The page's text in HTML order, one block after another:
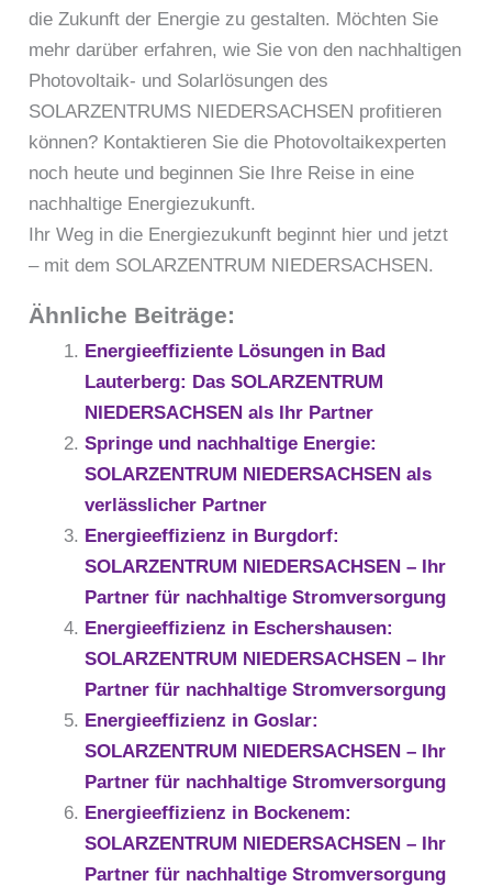
die Zukunft der Energie zu gestalten. Möchten Sie
mehr darüber erfahren, wie Sie von den nachhaltigen
Photovoltaik- und Solarlösungen des
SOLARZENTRUMS NIEDERSACHSEN profitieren
können? Kontaktieren Sie die Photovoltaikexperten
noch heute und beginnen Sie Ihre Reise in eine
nachhaltige Energiezukunft.
Ihr Weg in die Energiezukunft beginnt hier und jetzt
– mit dem SOLARZENTRUM NIEDERSACHSEN.
Ähnliche Beiträge:
Energieeffiziente Lösungen in Bad
Lauterberg: Das SOLARZENTRUM
NIEDERSACHSEN als Ihr Partner
Springe und nachhaltige Energie:
SOLARZENTRUM NIEDERSACHSEN als
verlässlicher Partner
Energieeffizienz in Burgdorf:
SOLARZENTRUM NIEDERSACHSEN – Ihr
Partner für nachhaltige Stromversorgung
Energieeffizienz in Eschershausen:
SOLARZENTRUM NIEDERSACHSEN – Ihr
Partner für nachhaltige Stromversorgung
Energieeffizienz in Goslar:
SOLARZENTRUM NIEDERSACHSEN – Ihr
Partner für nachhaltige Stromversorgung
Energieeffizienz in Bockenem:
SOLARZENTRUM NIEDERSACHSEN – Ihr
Partner für nachhaltige Stromversorgung